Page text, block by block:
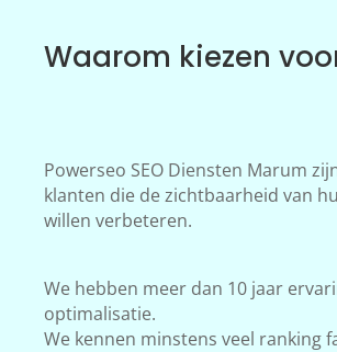
Waarom kiezen
Powerseo SEO Diensten Marum
klanten die de zichtbaarheid van
willen verbeteren.
We hebben meer dan 10 jaar
optimalisatie.
We kennen minstens veel ranking